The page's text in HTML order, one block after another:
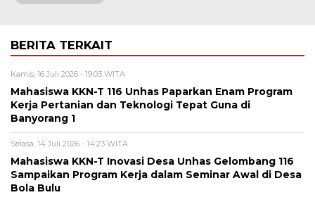
BERITA TERKAIT
Kamis, 16 Juli 2026 - 19:03 WITA
Mahasiswa KKN-T 116 Unhas Paparkan Enam Program
Kerja Pertanian dan Teknologi Tepat Guna di
Banyorang 1
Selasa, 14 Juli 2026 - 14:23 WITA
Mahasiswa KKN-T Inovasi Desa Unhas Gelombang 116
Sampaikan Program Kerja dalam Seminar Awal di Desa
Bola Bulu